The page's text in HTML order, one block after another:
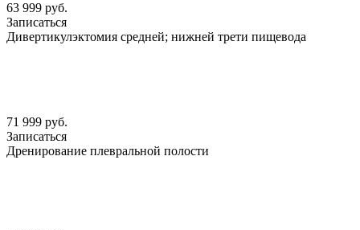
63 999 руб.
Записаться
Дивертикулэктомия средней; нижней трети пищевода
71 999 руб.
Записаться
Дренирование плевральной полости